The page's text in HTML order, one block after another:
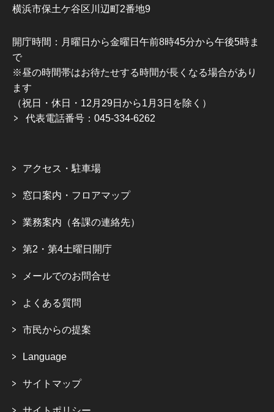
横浜市保土ケ谷区川辺町2番地9
開庁時間：月曜日から金曜日午前8時45分から午後5時ま
で
※昼の時間帯はお待たせする時間が長くなる場合があり
ます
（祝日・休日・12月29日から1月3日を除く）
代表電話番号：045-334-6262
アクセス・駐車場
窓口案内・フロアマップ
業務案内（各課の連絡先）
第2・第4土曜日開庁
メールでのお問合せ
よくある質問
市民からの提案
Language
サイトマップ